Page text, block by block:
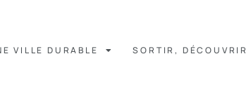
VILLE DURABLE SORTIR, DÉCOUVRIR